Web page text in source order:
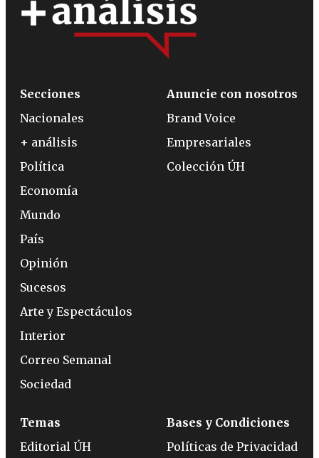
Secciones
Nacionales
+ análisis
Política
Economía
Mundo
País
Opinión
Sucesos
Arte y Espectáculos
Interior
Correo Semanal
Sociedad
Anuncie con nosotros
Brand Voice
Empresariales
Colección ÚH
Temas
Editorial ÚH
Bases y Condiciones
Políticas de Privacidad